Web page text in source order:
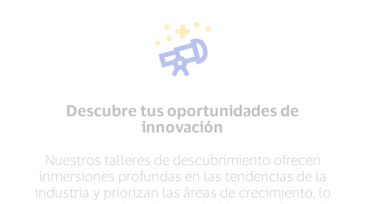
Descubre tus oportunidades de
innovación
Nuestros talleres de descubrimiento ofrecen
inmersiones profundas en las tendencias de la
industria y priorizan las áreas de crecimiento, lo